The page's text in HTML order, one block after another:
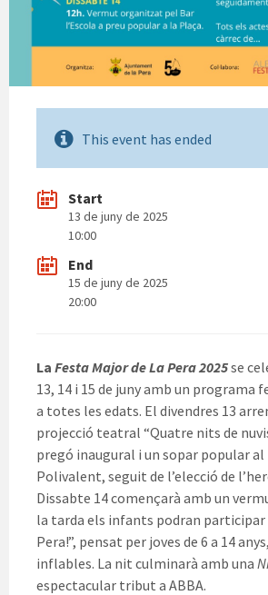
This event has ended
Start
13 de juny de 2025
10:00
End
15 de juny de 2025
20:00
La Festa Major de La Pera 2025se
13, 14 i 15 de juny amb un programa
a totes les edats. El divendres 13
projecció teatral “Quatre nits de
pregó inaugural i un sopar popular al
Polivalent, seguit de l’elecció de
Dissabte 14 començarà amb un
la tarda els infants podran participar
Pera!”, pensat per joves de 6 a 14
inflables. La nit culminarà amb una
espectacular tribut a ABBA.